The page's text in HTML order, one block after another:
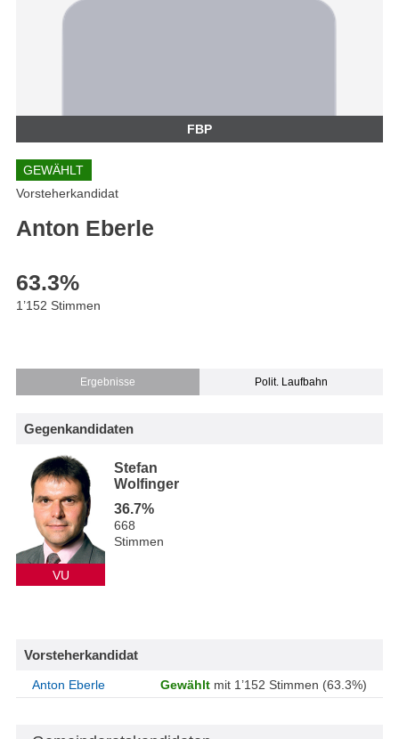
FBP
GEWÄHLT
Vorsteherkandidat
Anton Eberle
63.3%
1’152 Stimmen
Ergebnisse Polit. Laufbahn
Gegenkandidaten
VU
Stefan
Wolfinger
36.7%
668
Stimmen
Vorsteherkandidat
Anton Eberle Gewählt mit 1’152 Stimmen (63.3%)